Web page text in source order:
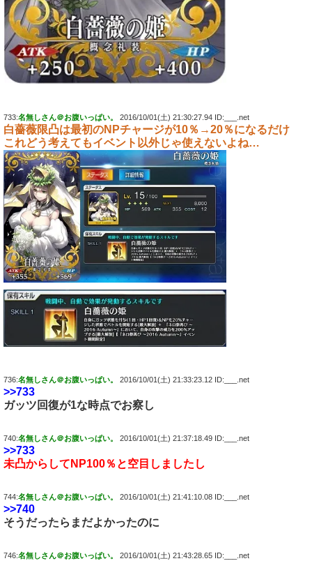
733:名無しさん＠お腹いっぱい。 2016/10/01(土) 21:30:27.94 ID:___.net
白薔薇限凸は最初のNPチャージが10％→20％になるだけ
これどう考えてもイベント以外じゃ使えないよね…
736:名無しさん＠お腹いっぱい。 2016/10/01(土) 21:33:23.12 ID:___.net
>>733
ガッツ回復が1な時点でお察し
740:名無しさん＠お腹いっぱい。 2016/10/01(土) 21:37:18.49 ID:___.net
>>733
未凸からしてNP100％と空目しましたし
744:名無しさん＠お腹いっぱい。 2016/10/01(土) 21:41:10.08 ID:___.net
>>740
そうだったらまだよかったのに
746:名無しさん＠お腹いっぱい。 2016/10/01(土) 21:43:28.65 ID:___.net